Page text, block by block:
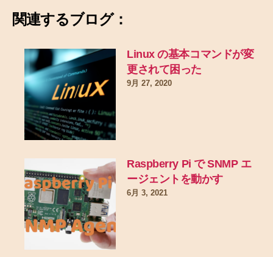
関連するブログ：
Linux の基本コマンドが変
更されて困った
9月 27, 2020
Raspberry Pi で SNMP エ
ージェントを動かす
6月 3, 2021